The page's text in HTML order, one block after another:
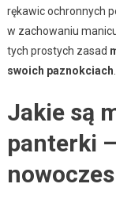
rękawic ochronnych
w zachowaniu
tych prostych zasad
swoich paznokciach
Jakie są
panterki